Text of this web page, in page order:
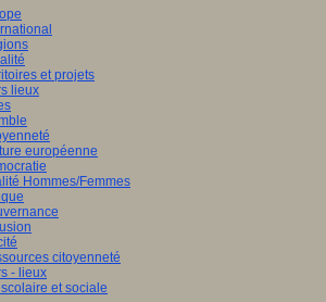
et projets
lieux
européenne
Hommes/Femmes
citoyenneté
- lieux
et sociale